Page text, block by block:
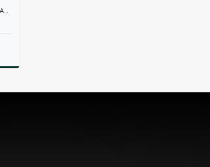
OFICINA EN ALQUILER EN EL POBLADO